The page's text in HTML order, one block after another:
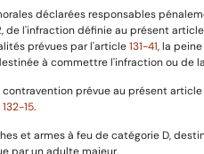
déclarées responsables
, de l'infraction définie au présent
prévues par l'article131-41, la
à commettre l'infraction ou de
contravention prévue au présent
132-15.
et armes à feu de catégorie D,
utiles A